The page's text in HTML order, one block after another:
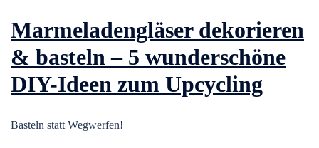
Marmeladengläser dekorieren
& basteln – 5 wunderschöne
DIY-Ideen zum Upcycling
Basteln statt Wegwerfen!